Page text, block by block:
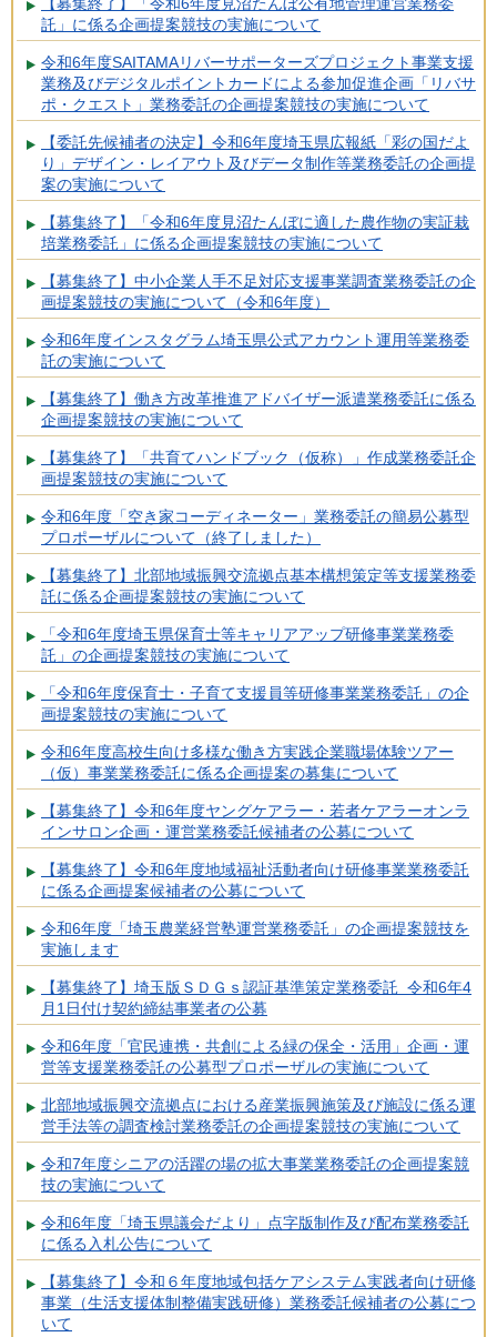
託」に係る企画提案競技の実施について
令和6年度SAITAMAリバーサポーターズプロジェクト事業支援
業務及びデジタルポイントカードによる参加促進企画「リバサ
ポ・クエスト」業務委託の企画提案競技の実施について
【委託先候補者の決定】令和6年度埼玉県広報紙「彩の国だよ
り」デザイン・レイアウト及びデータ制作等業務委託の企画提
案の実施について
【募集終了】「令和6年度見沼たんぼに適した農作物の実証栽
培業務委託」に係る企画提案競技の実施について
【募集終了】中小企業人手不足対応支援事業調査業務委託の企
画提案競技の実施について（令和6年度）
令和6年度インスタグラム埼玉県公式アカウント運用等業務委
託の実施について
【募集終了】働き方改革推進アドバイザー派遣業務委託に係る
企画提案競技の実施について
【募集終了】「共育てハンドブック（仮称）」作成業務委託企
画提案競技の実施について
令和6年度「空き家コーディネーター」業務委託の簡易公募型
プロポーザルについて（終了しました）
【募集終了】北部地域振興交流拠点基本構想策定等支援業務委
託に係る企画提案競技の実施について
「令和6年度埼玉県保育士等キャリアアップ研修事業業務委
託」の企画提案競技の実施について
「令和6年度保育士・子育て支援員等研修事業業務委託」の企
画提案競技の実施について
令和6年度高校生向け多様な働き方実践企業職場体験ツアー
（仮）事業業務委託に係る企画提案の募集について
【募集終了】令和6年度ヤングケアラー・若者ケアラーオンラ
インサロン企画・運営業務委託候補者の公募について
【募集終了】令和6年度地域福祉活動者向け研修事業業務委託
に係る企画提案候補者の公募について
令和6年度「埼玉農業経営塾運営業務委託」の企画提案競技を
実施します
【募集終了】埼玉版ＳＤＧｓ認証基準策定業務委託 令和6年4
月1日付け契約締結事業者の公募
令和6年度「官民連携・共創による緑の保全・活用」企画・運
営等支援業務委託の公募型プロポーザルの実施について
北部地域振興交流拠点における産業振興施策及び施設に係る運
営手法等の調査検討業務委託の企画提案競技の実施について
令和7年度シニアの活躍の場の拡大事業業務委託の企画提案競
技の実施について
令和6年度「埼玉県議会だより」点字版制作及び配布業務委託
に係る入札公告について
【募集終了】令和６年度地域包括ケアシステム実践者向け研修
事業（生活支援体制整備実践研修）業務委託候補者の公募につ
いて